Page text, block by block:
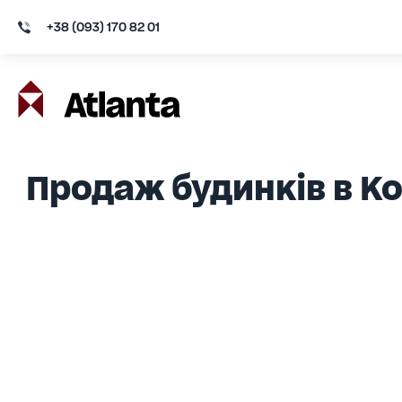
+38 (093) 170 82 01
Продаж будинків в